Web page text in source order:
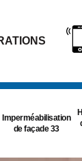
Imperméabilisation
de façade 33